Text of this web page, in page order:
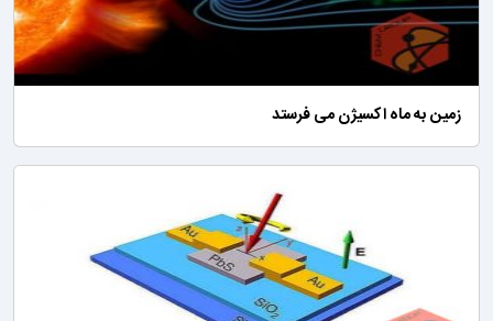
زمین به ماه اکسیژن می فرستد